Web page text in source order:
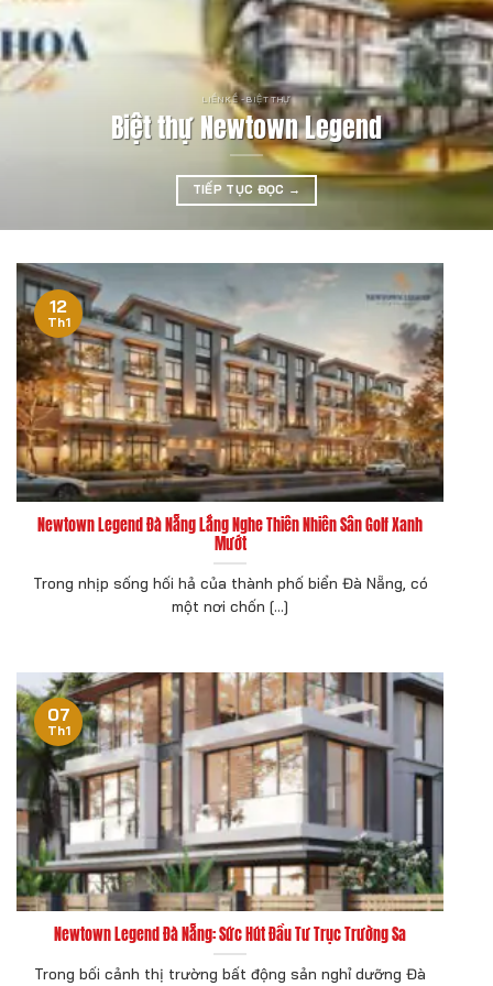
LIỀN KỀ - BIỆT THỰ
Biệt thự Newtown Legend
TIẾP TỤC ĐỌC →
Newtown Legend Đà Nẵng Lắng Nghe Thiên Nhiên Sân Golf Xanh
Mướt
Trong nhịp sống hối hả của thành phố biển Đà Nẵng, có
một nơi chốn [...]
12
Th1
Newtown Legend Đà Nẵng: Sức Hút Đầu Tư Trục Trường Sa
Trong bối cảnh thị trường bất động sản nghỉ dưỡng Đà
07
Th1